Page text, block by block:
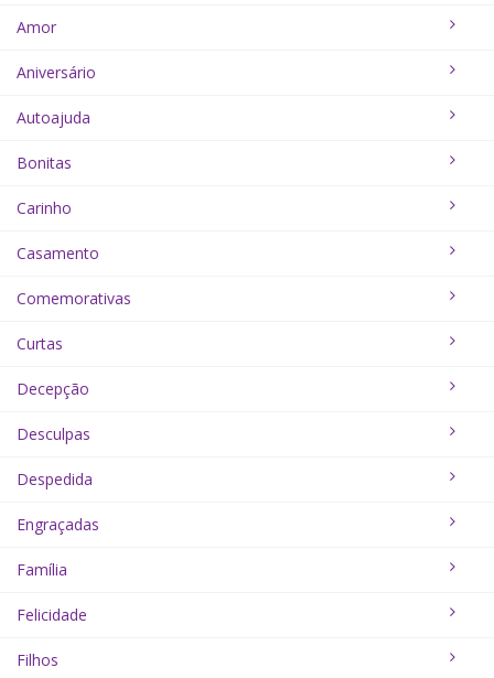
Amor
Aniversário
Autoajuda
Bonitas
Carinho
Casamento
Comemorativas
Curtas
Decepção
Desculpas
Despedida
Engraçadas
Família
Felicidade
Filhos